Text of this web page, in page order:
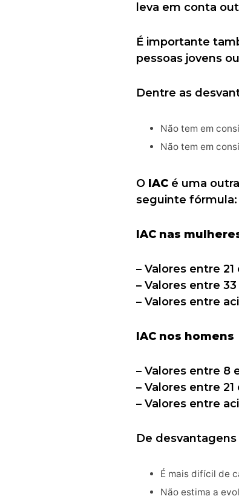
leva em conta
É importante
pessoas jovens
Dentre as
Não tem em
Não tem em
O IAC é uma
seguinte fórmula:
IAC nas
– Valores entre
– Valores entre
– Valores entre
IAC nos homens
– Valores entre 8
– Valores entre
– Valores entre
De
É mais difícil de
Não estima a